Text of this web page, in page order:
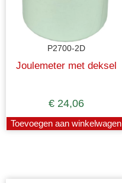
P2700-2D
Joulemeter met deksel
€ 24,06
Toevoegen aan winkelwagen